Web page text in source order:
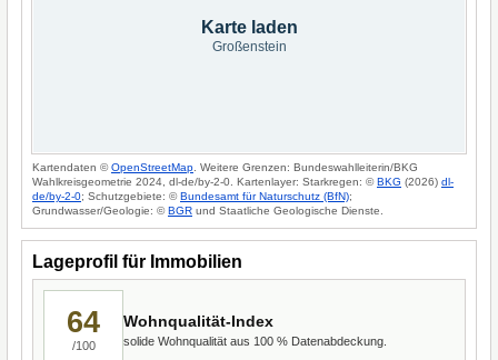
Karte laden
Großenstein
Kartendaten ©OpenStreetMap . Weitere Grenzen: Bundeswahlleiterin/BKG
Wahlkreisgeometrie 2024, dl-de/by-2-0. Kartenlayer: Starkregen: ©BKG (2026) dl-
de/by-2-0; Schutzgebiete: ©Bundesamt für Naturschutz (BfN);
Grundwasser/Geologie: ©BGR und Staatliche Geologische Dienste.
Lageprofil für Immobilien
64
/100
Wohnqualität-Index
solide Wohnqualität aus 100 % Datenabdeckung.